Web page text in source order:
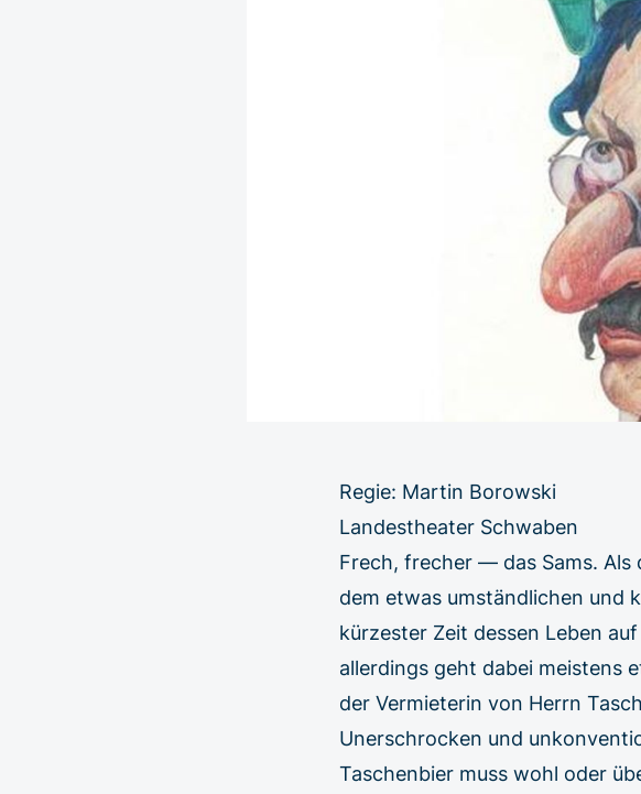
Regie: Martin Borowski
Landestheater Schwaben
Frech, frecher — das Sams. Als
dem etwas umständlichen und
kürzester Zeit dessen Leben
allerdings geht dabei meistens
der Vermieterin von Herrn
Unerschrocken und
Taschenbier muss wohl oder